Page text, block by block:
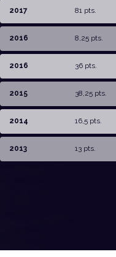
2017 81 pts.
2016 8,25 pts.
2016 36 pts.
2015 38,25 pts.
2014 16,5 pts.
2013 13 pts.